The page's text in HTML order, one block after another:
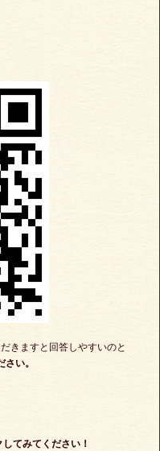
きますと回答しやすいのと
い。
ださい！